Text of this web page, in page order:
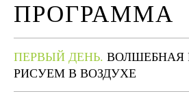
ПРОГРАММА
ПЕРВЫЙ ДЕНЬ. ВОЛШЕБНАЯ
РИСУЕМ В ВОЗДУХЕ